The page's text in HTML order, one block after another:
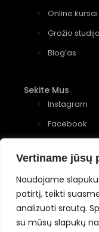
Vertiname jūsų
Naudojame
patirtį, teikti
analizuoti srautą.
su mūsų slapukų
Online kursai
Grožio
Blog’as
Sekite Mus
Instagram
Facebook